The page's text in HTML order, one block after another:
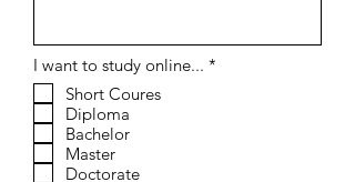
I want to study online... *
Short Coures
Diploma
Bachelor
Master
Doctorate